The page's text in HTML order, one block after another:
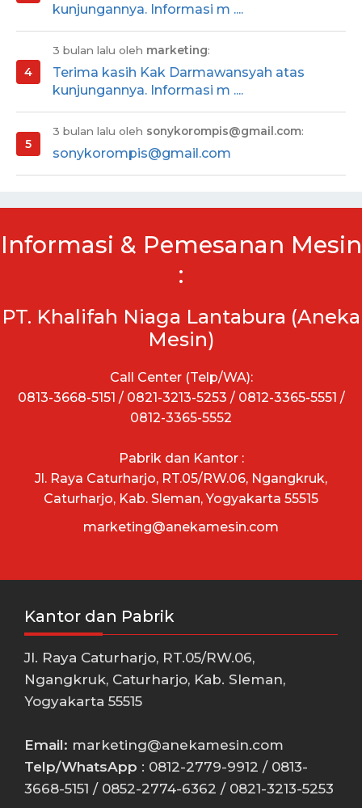
kunjungannya. Informasi m ....
3 bulan lalu oleh marketing:
Terima kasih Kak Darmawansyah atas
kunjungannya. Informasi m ....
3 bulan lalu oleh sonykorompis@gmail.com:
sonykorompis@gmail.com
Informasi & Pemesanan Mesin
:
PT. Khalifah Niaga Lantabura (Aneka
Mesin)
Call Center (Telp/WA):
0813-3668-5151 / 0821-3213-5253 / 0812-3365-5551 /
0812-3365-5552
Pabrik dan Kantor :
Jl. Raya Caturharjo, RT.05/RW.06, Ngangkruk,
Caturharjo, Kab. Sleman, Yogyakarta 55515
marketing@anekamesin.com
Kantor dan Pabrik
Jl. Raya Caturharjo, RT.05/RW.06,
Ngangkruk, Caturharjo, Kab. Sleman,
Yogyakarta 55515
Email: marketing@anekamesin.com
Telp/WhatsApp : 0812-2779-9912 / 0813-
3668-5151 / 0852-2774-6362 / 0821-3213-5253